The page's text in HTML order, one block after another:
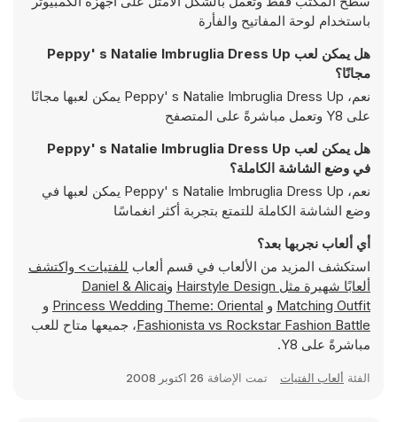
باستخدام لوحة المفاتيح والفأرة
هل يمكن لعب Peppy' s Natalie Imbruglia Dress Up
مجانًا؟
نعم، Peppy' s Natalie Imbruglia Dress Up يمكن لعبها مجانًا
على Y8 وتعمل مباشرةً على المتصفح
هل يمكن لعب Peppy' s Natalie Imbruglia Dress Up
في وضع الشاشة الكاملة؟
نعم، Peppy' s Natalie Imbruglia Dress Up يمكن لعبها في
وضع الشاشة الكاملة للتمتع بتجربة أكثر انغماسًا
أي ألعاب نجربها بعد؟
استكشف المزيد من الألعاب في قسم ألعاب
للفتيات> واكتشف
ألعابًا شهيرة مثل Hairstyle Design وDaniel & Alicai
Matching Outfit و Princess Wedding Theme: Oriental و
Fashionista vs Rockstar Fashion Battle، جميعها متاح للعب
مباشرةً على Y8.
الفئة ألعاب الفتيات تمت الإضافة 26 اكتوبر 2008